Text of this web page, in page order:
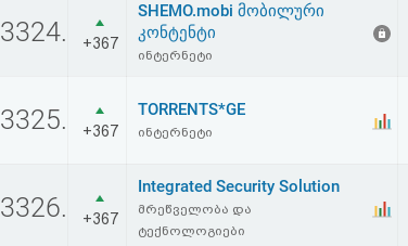
პაროლის
სალიცენზიო
3324. +367
SHEMO.mobi მობილური
კონტენტი
ინტერნეტი
3325. +367
TORRENTS*GE
ინტერნეტი
3326. +367
Integrated Security Solution
მრეწველობა და
ტექნოლოგიები